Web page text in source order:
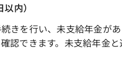
内）
きを行い、未支給年金が
認できます。未支給年金と